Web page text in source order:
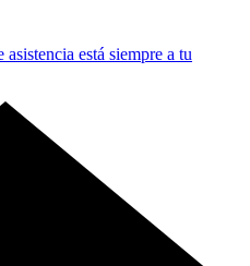
está siempre a tu